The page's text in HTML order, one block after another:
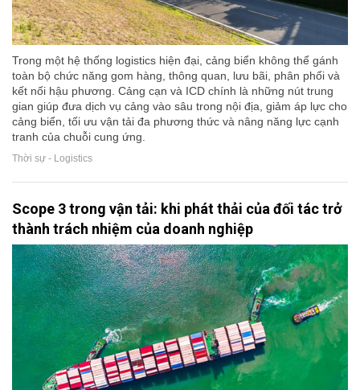
Trong một hệ thống logistics hiện đại, cảng biển không thể gánh
toàn bộ chức năng gom hàng, thông quan, lưu bãi, phân phối và
kết nối hậu phương. Cảng cạn và ICD chính là những nút trung
gian giúp đưa dịch vụ cảng vào sâu trong nội địa, giảm áp lực cho
cảng biển, tối ưu vận tải đa phương thức và nâng năng lực cạnh
tranh của chuỗi cung ứng.
Thời sự - Logistics
Scope 3 trong vận tải: khi phát thải của đối tác trở
thành trách nhiệm của doanh nghiệp